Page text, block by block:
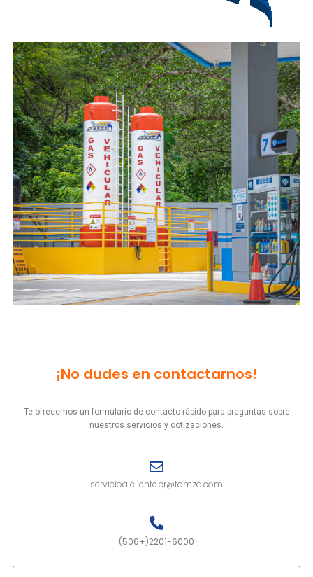
¡No dudes en contactarnos!
Te ofrecemos un formulario de contacto rápido para preguntas sobre
nuestros servicios y cotizaciones.
servicioalcliente.cr@tomza.com
(506+)2201-6000